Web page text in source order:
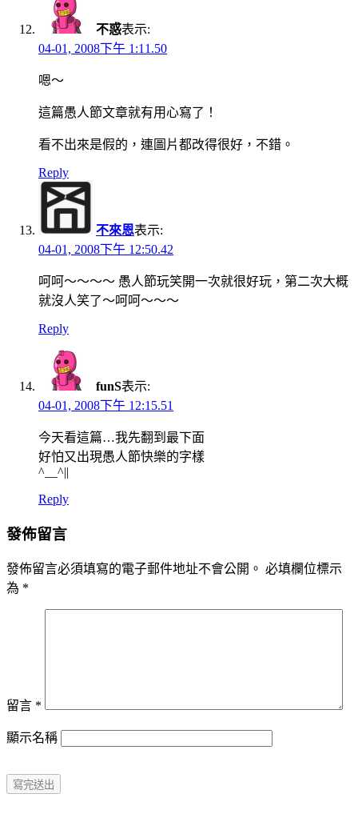
不惑表示:
04-01, 2008下午 1:11.50
嗯～
這篇愚人節文章就有用心寫了！
看不出來是假的，連圖片都改得很好，不錯。
Reply
不來恩表示:
04-01, 2008下午 12:50.42
呵呵～～～～ 愚人節玩笑開一次就很好玩，第二次大概
就沒人笑了～呵呵～～～
Reply
funS表示:
04-01, 2008下午 12:15.51
今天看這篇…我先翻到最下面
好怕又出現愚人節快樂的字樣
^__^||
Reply
發佈留言
發佈留言必須填寫的電子郵件地址不會公開。 必填欄位標示
為 *
留言 *
顯示名稱